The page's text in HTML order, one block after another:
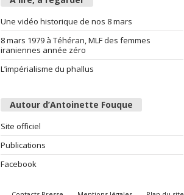
Une vidéo historique de nos 8 mars
8 mars 1979 à Téhéran, MLF des femmes
iraniennes année zéro
L’impérialisme du phallus
Autour d’Antoinette Fouque
Site officiel
Publications
Facebook